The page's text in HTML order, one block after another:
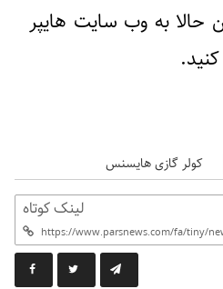
به وب سایت هایپر
گازی هایسنس
لینک کوتاه